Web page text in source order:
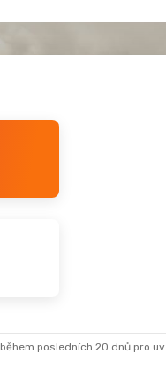
posledních 20 dnů pro